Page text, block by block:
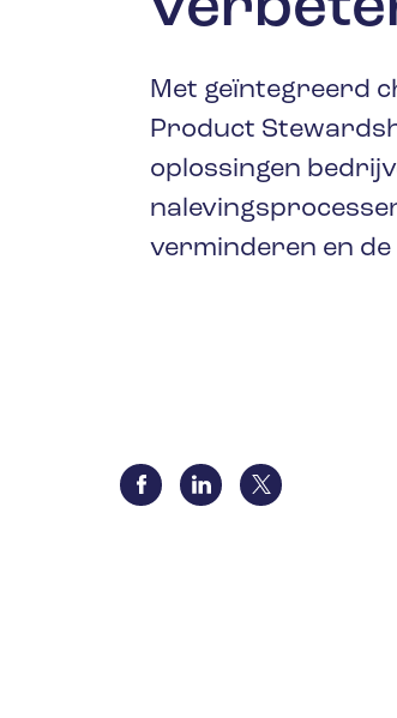
Olie & gas
Met geïntegreerd
Product
oplossingen
verminderen en